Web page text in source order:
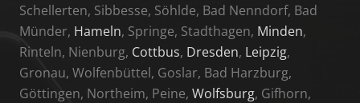
Schellerten, Sibbesse, Söhlde, Bad Nenndorf, Bad
Münder, Hameln, Springe, Stadthagen, Minden,
Rinteln, Nienburg, Cottbus, Dresden, Leipzig,
Gronau, Wolfenbüttel, Goslar, Bad Harzburg,
Göttingen, Northeim, Peine, Wolfsburg, Gifhorn,